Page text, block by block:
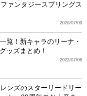
ァンタジースプリングス
2026/07/09
覧！新キャラのリーナ・
ッズまとめ！
2022/07/06
ンズのスターリードリー